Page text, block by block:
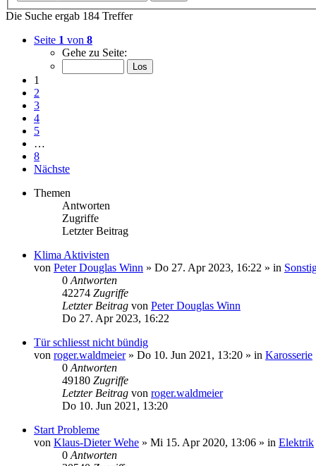
Die Suche ergab 184 Treffer
Seite 1 von 8
Gehe zu Seite:
1
2
3
4
5
…
8
Nächste
Themen
Antworten
Zugriffe
Letzter Beitrag
Klima Aktivisten
von Peter Douglas Winn » Do 27. Apr 2023, 16:22 » in
0 Antworten
42274 Zugriffe
Letzter Beitrag von Peter Douglas Winn
Do 27. Apr 2023, 16:22
Tür schliesst nicht bündig
von roger.waldmeier» Do 10. Jun 2021, 13:20 » in Karosserie
0 Antworten
49180 Zugriffe
Letzter Beitrag von roger.waldmeier
Do 10. Jun 2021, 13:20
Start Probleme
von Klaus-Dieter Wehe » Mi 15. Apr 2020, 13:06 » in Elektrik
0 Antworten